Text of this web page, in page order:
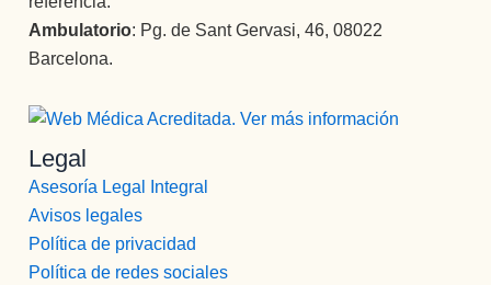
Ambulatorio: Pg. de Sant Gervasi, 46, 08022
Barcelona.
Legal
Asesoría Legal Integral
Avisos legales
Política de privacidad
Política de redes sociales